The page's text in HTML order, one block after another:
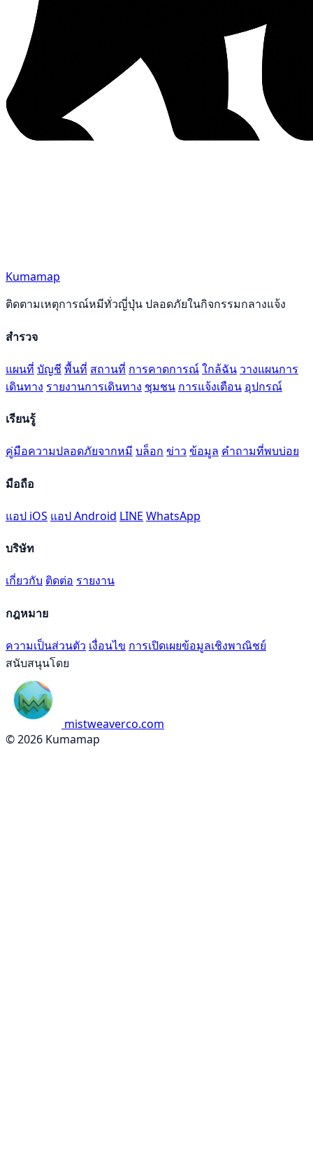
Kumamap
ติดตามเหตุการณ์หมีทั่วญี่ปุ่น ปลอดภัยในกิจกรรมกลางแจ้ง
สำรวจ
แผนที่ บัญชี พื้นที่ สถานที่ การคาดการณ์ใกล้ฉัน วางแผนการ
เดินทาง รายงานการเดินทาง ชุมชน การแจ้งเตือน อุปกรณ์
เรียนรู้
คู่มือความปลอดภัยจากหมี บล็อก ข่าว ข้อมูล คำถามที่พบบ่อย
มือถือ
แอป iOS แอป Android LINE WhatsApp
บริษัท
เกี่ยวกับ ติดต่อ รายงาน
กฎหมาย
ความเป็นส่วนตัว เงื่อนไข การเปิดเผยข้อมูลเชิงพาณิชย์
สนับสนุนโดย
mistweaverco.com
© 2026 Kumamap